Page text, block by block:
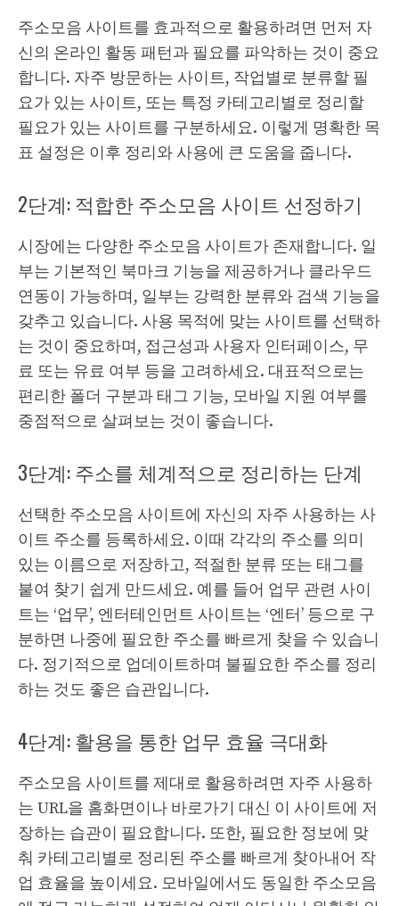
주소모음 사이트를 효과적으로 활용하려면 먼저 자
신의 온라인 활동 패턴과 필요를 파악하는 것이 중요
합니다. 자주 방문하는 사이트, 작업별로 분류할 필
요가 있는 사이트, 또는 특정 카테고리별로 정리할
필요가 있는 사이트를 구분하세요. 이렇게 명확한 목
표 설정은 이후 정리와 사용에 큰 도움을 줍니다.
2단계: 적합한 주소모음 사이트 선정하기
시장에는 다양한 주소모음 사이트가 존재합니다. 일
부는 기본적인 북마크 기능을 제공하거나 클라우드
연동이 가능하며, 일부는 강력한 분류와 검색 기능을
갖추고 있습니다. 사용 목적에 맞는 사이트를 선택하
는 것이 중요하며, 접근성과 사용자 인터페이스, 무
료 또는 유료 여부 등을 고려하세요. 대표적으로는
편리한 폴더 구분과 태그 기능, 모바일 지원 여부를
중점적으로 살펴보는 것이 좋습니다.
3단계: 주소를 체계적으로 정리하는 단계
선택한 주소모음 사이트에 자신의 자주 사용하는 사
이트 주소를 등록하세요. 이때 각각의 주소를 의미
있는 이름으로 저장하고, 적절한 분류 또는 태그를
붙여 찾기 쉽게 만드세요. 예를 들어 업무 관련 사이
트는 ‘업무’, 엔터테인먼트 사이트는 ‘엔터’ 등으로 구
분하면 나중에 필요한 주소를 빠르게 찾을 수 있습니
다. 정기적으로 업데이트하며 불필요한 주소를 정리
하는 것도 좋은 습관입니다.
4단계: 활용을 통한 업무 효율 극대화
주소모음 사이트를 제대로 활용하려면 자주 사용하
는 URL을 홈화면이나 바로가기 대신 이 사이트에 저
장하는 습관이 필요합니다. 또한, 필요한 정보에 맞
춰 카테고리별로 정리된 주소를 빠르게 찾아내어 작
업 효율을 높이세요. 모바일에서도 동일한 주소모음